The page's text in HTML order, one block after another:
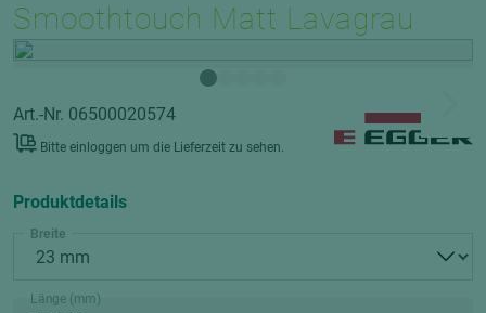
Smoothtouch Matt Lavagrau
Art.-Nr. 06500020574
Bitte einloggen um die Lieferzeit zu sehen.
Produktdetails
Breite
Länge (mm)